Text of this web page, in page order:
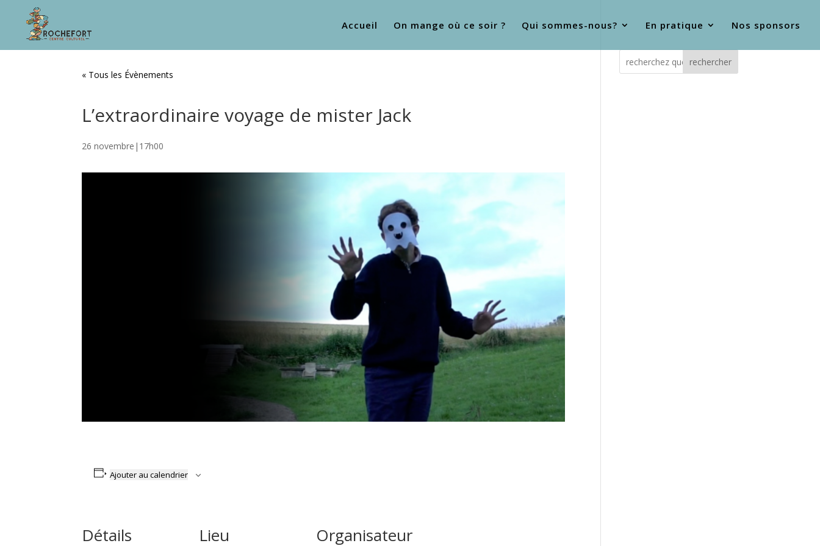
Accueil On mange où ce soir ? Qui sommes-nous? En pratique Nos sponsors
« Tous les Évènements
L’extraordinaire voyage de mister Jack
26 novembre|17h00
Ajouter au calendrier
Détails Lieu Organisateur
rechercher